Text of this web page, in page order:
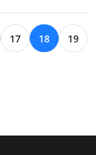
17 18 19